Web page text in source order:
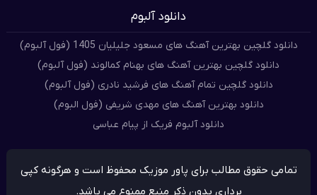
دانلود آلبوم
دانلود گلچین بهترین آهنگ های مسعود جلیلیان 1405 (فول آلبوم)
دانلود گلچین بهترین آهنگ های بهنام کمالوند (فول آلبوم)
دانلود گلچین تمام آهنگ های فرشید نادری (فول آلبوم)
دانلود بهترین آهنگ های مهدی شریفی (فول البوم)
دانلود آلبوم فریک از پیام عباسی
تمامی حقوق مطالب برای پاور موزیک محفوظ است و هرگونه کپی
برداری بدون ذکر منبع ممنوع می باشد.